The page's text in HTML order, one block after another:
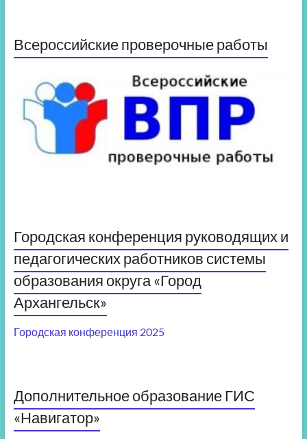
Всероссийские проверочные работы
Городская конференция руководящих и
педагогических работников системы
образования округа «Город
Архангельск»
Городская конференция 2025
Дополнительное образование ГИС
«Навигатор»